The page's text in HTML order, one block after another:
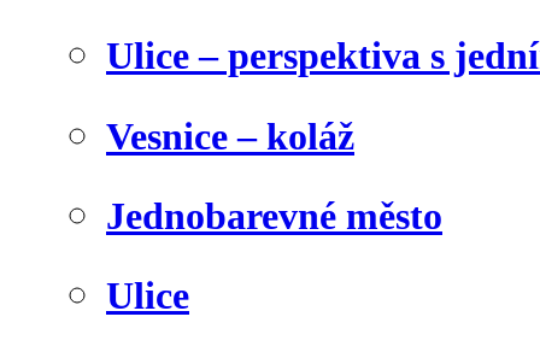
Ulice – perspektiva s
Vesnice – koláž
Jednobarevné město
Ulice